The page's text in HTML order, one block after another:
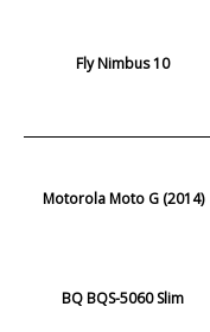
Fly Nimbus 10
Motorola Moto G (2014)
BQ BQS-5060 Slim